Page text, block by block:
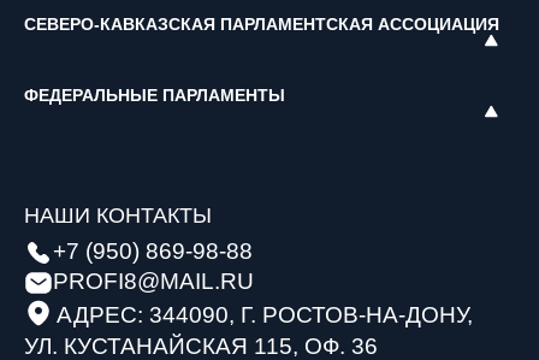
СЕВЕРО-КАВКАЗСКАЯ ПАРЛАМЕНТСКАЯ АССОЦИАЦИЯ
ФЕДЕРАЛЬНЫЕ ПАРЛАМЕНТЫ
НАШИ КОНТАКТЫ
+7 (950) 869-98-88
PROFI8@MAIL.RU
АДРЕС: 344090, Г. РОСТОВ-НА-ДОНУ,
УЛ. КУСТАНАЙСКАЯ 115, ОФ. 36